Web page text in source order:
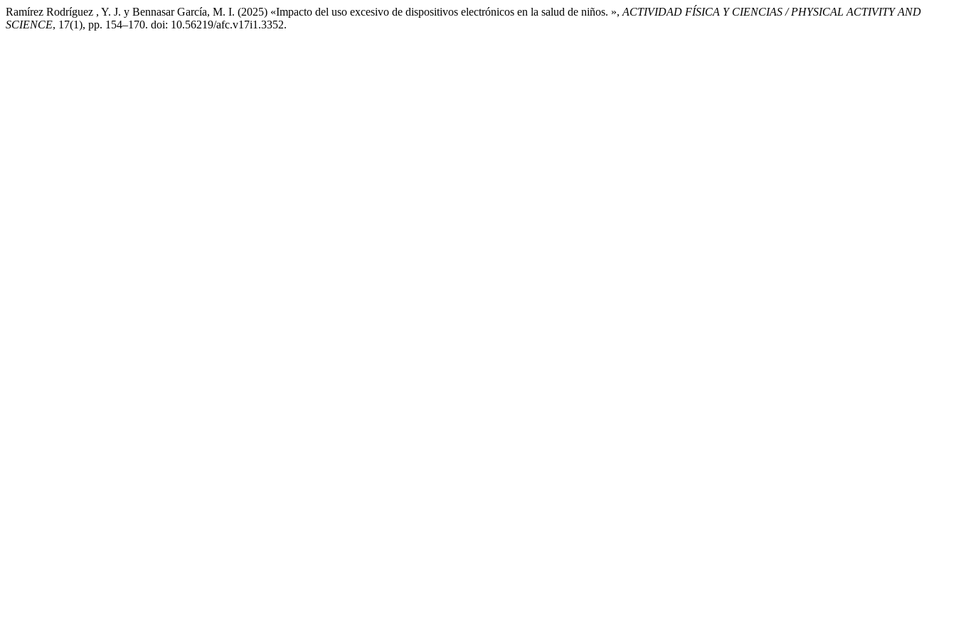
Ramírez Rodríguez , Y. J. y Bennasar García, M. I. (2025) «Impacto del uso excesivo de dispositivos electrónicos en la salud de niños. », ACTIVIDAD FÍSICA Y CIENCIAS / PHYSICAL ACTIVITY AND
SCIENCE, 17(1), pp. 154–170. doi: 10.56219/afc.v17i1.3352.